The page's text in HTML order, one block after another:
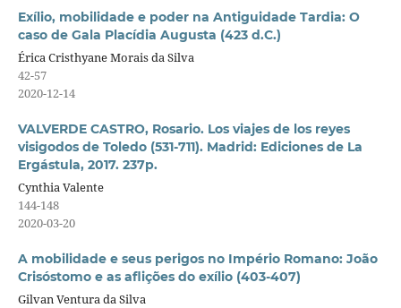
Exílio, mobilidade e poder na Antiguidade Tardia: O
caso de Gala Placídia Augusta (423 d.C.)
Érica Cristhyane Morais da Silva
42-57
2020-12-14
VALVERDE CASTRO, Rosario. Los viajes de los reyes
visigodos de Toledo (531-711). Madrid: Ediciones de La
Ergástula, 2017. 237p.
Cynthia Valente
144-148
2020-03-20
A mobilidade e seus perigos no Império Romano: João
Crisóstomo e as aflições do exílio (403-407)
Gilvan Ventura da Silva